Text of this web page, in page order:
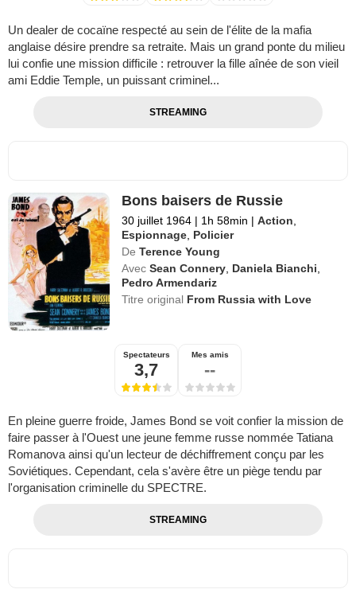
Un dealer de cocaïne respecté au sein de l'élite de la mafia
anglaise désire prendre sa retraite. Mais un grand ponte du milieu
lui confie une mission difficile : retrouver la fille aînée de son vieil
ami Eddie Temple, un puissant criminel...
STREAMING
Bons baisers de Russie
30 juillet 1964 | 1h 58min | Action
Espionnage Policier
De Terence Young
Avec Sean Connery Daniela Bianchi
Pedro Armendariz
Titre original From Russia with Love
Spectateurs
3,7
Mes amis
--
En pleine guerre froide, James Bond se voit confier la mission de
faire passer à l'Ouest une jeune femme russe nommée Tatiana
Romanova ainsi qu'un lecteur de déchiffrement conçu par les
Soviétiques. Cependant, cela s'avère être un piège tendu par
l'organisation criminelle du SPECTRE.
STREAMING